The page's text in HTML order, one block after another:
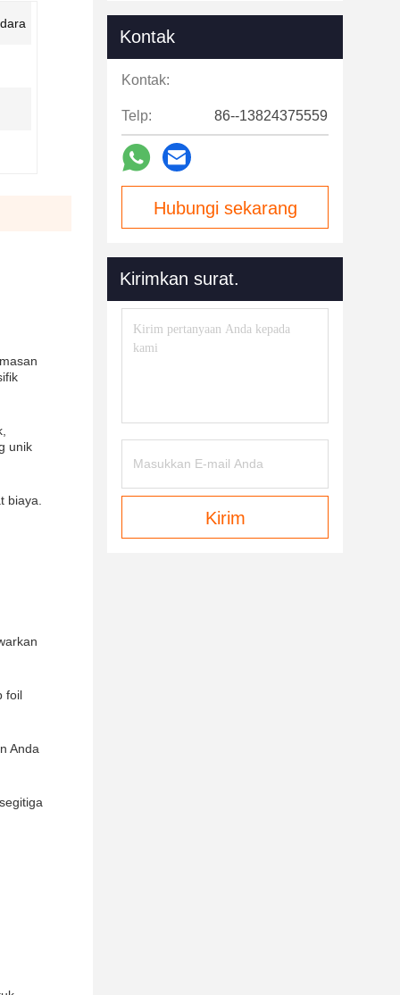
unik
biaya.
foil
Anda
Kontak
Kontak:
Telp: 86--13824375559
Hubungi sekarang
Kirimkan surat.
Kirim